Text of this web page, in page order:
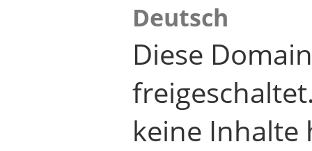
Deutsch
Diese
keine Inhalte